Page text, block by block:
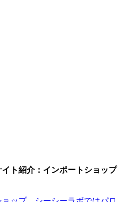
ト紹介：インポートショップ